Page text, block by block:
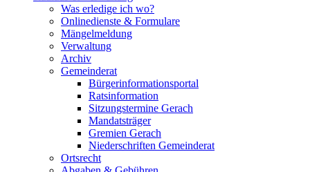
Was erledige ich wo?
Onlinedienste & Formulare
Mängelmeldung
Verwaltung
Archiv
Gemeinderat
Bürgerinformationsportal
Ratsinformation
Sitzungstermine Gerach
Mandatsträger
Gremien Gerach
Niederschriften Gemeinderat
Ortsrecht